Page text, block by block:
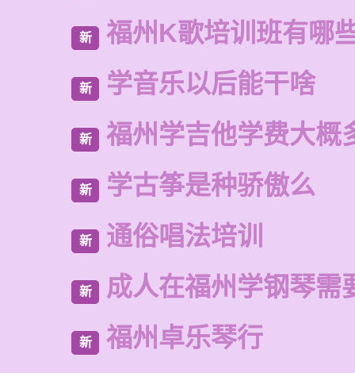
新 福州K歌培训班有哪
新 学音乐以后能干啥
新 福州学吉他学费大概
新 学古筝是种骄傲么
新 通俗唱法培训
新 成人在福州学钢琴需
新 福州卓乐琴行